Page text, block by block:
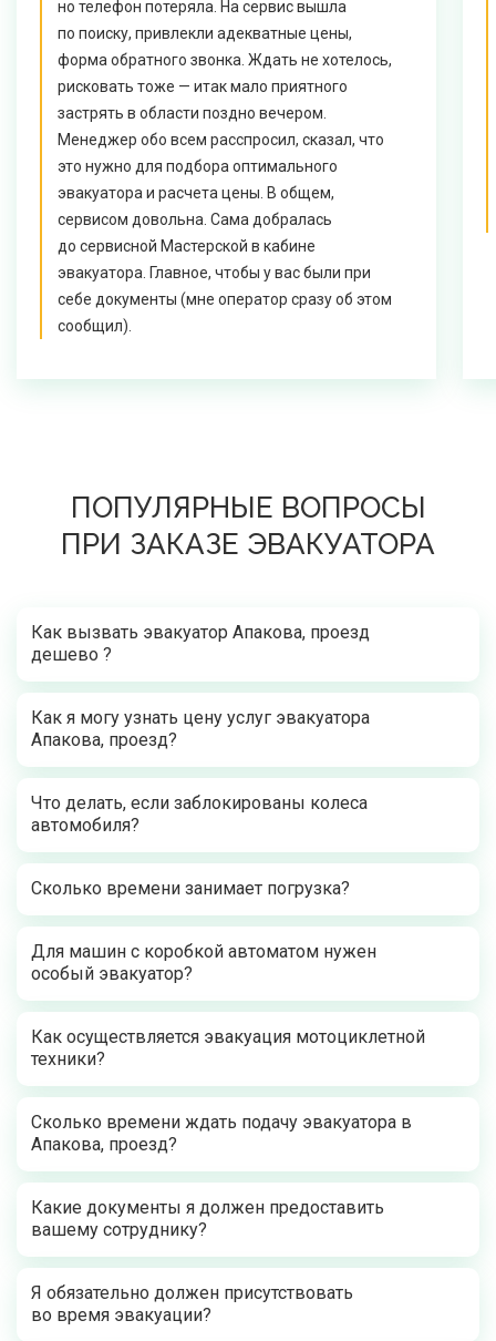
но телефон потеряла. На сервис вышла
по поиску, привлекли адекватные цены,
форма обратного звонка. Ждать не хотелось,
рисковать тоже — итак мало приятного
застрять в области поздно вечером.
Менеджер обо всем расспросил, сказал, что
это нужно для подбора оптимального
эвакуатора и расчета цены. В общем,
сервисом довольна. Сама добралась
до сервисной Мастерской в кабине
эвакуатора. Главное, чтобы у вас были при
себе документы (мне оператор сразу об этом
сообщил).
ПОПУЛЯРНЫЕ ВОПРОСЫ
ПРИ ЗАКАЗЕ ЭВАКУАТОРА
Как вызвать эвакуатор Апакова, проезд
дешево ?
Как я могу узнать цену услуг эвакуатора
Апакова, проезд?
Что делать, если заблокированы колеса
автомобиля?
Сколько времени занимает погрузка?
Для машин с коробкой автоматом нужен
особый эвакуатор?
Как осуществляется эвакуация мотоциклетной
техники?
Сколько времени ждать подачу эвакуатора в
Апакова, проезд?
Какие документы я должен предоставить
вашему сотруднику?
Я обязательно должен присутствовать
во время эвакуации?